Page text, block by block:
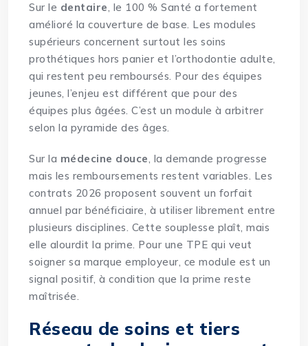
Sur le dentaire, le 100 % Santé a fortement
amélioré la couverture de base. Les modules
supérieurs concernent surtout les soins
prothétiques hors panier et l’orthodontie adulte,
qui restent peu remboursés. Pour des équipes
jeunes, l’enjeu est différent que pour des
équipes plus âgées. C’est un module à arbitrer
selon la pyramide des âges.
Sur la médecine douce, la demande progresse
mais les remboursements restent variables. Les
contrats 2026 proposent souvent un forfait
annuel par bénéficiaire, à utiliser librement entre
plusieurs disciplines. Cette souplesse plaît, mais
elle alourdit la prime. Pour une TPE qui veut
soigner sa marque employeur, ce module est un
signal positif, à condition que la prime reste
maîtrisée.
Réseau de soins et tiers